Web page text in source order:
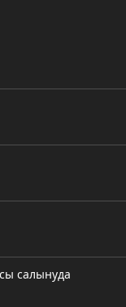
салынуда